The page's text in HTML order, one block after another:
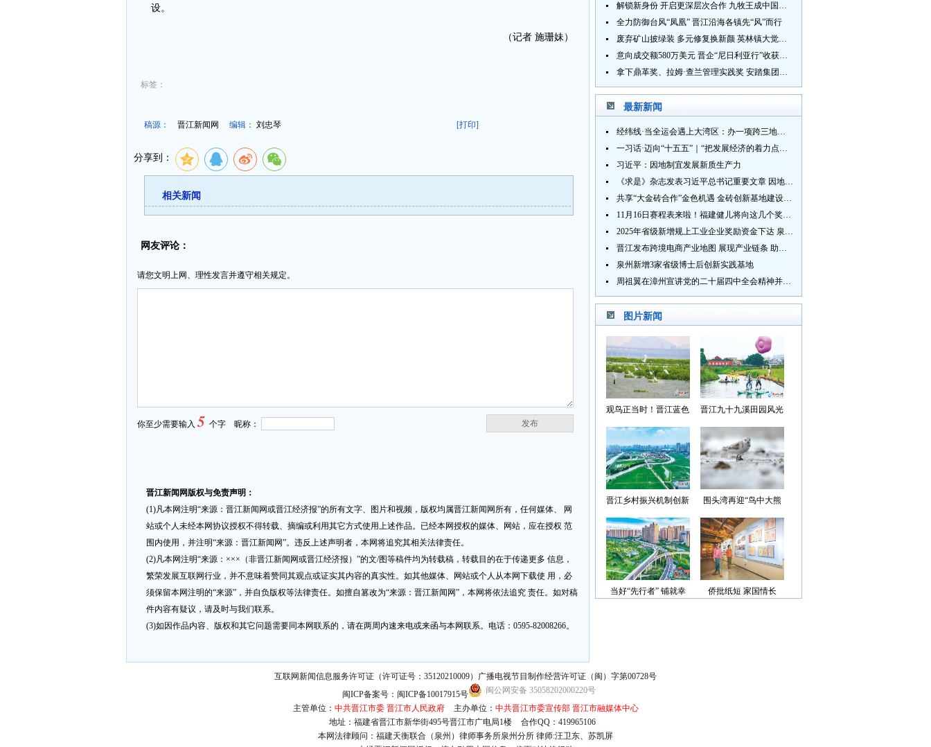
设。
（记者 施珊妹）
标签：
稿源： 晋江新闻网 编辑： 刘忠琴 [打印]
分享到：
相关新闻
网友评论：
请您文明上网、理性发言并遵守相关规定。
发布
你至少需要输入5 个字 昵称：
晋江新闻网版权与免责声明：
(1)凡本网注明“来源：晋江新闻网或晋江经济报”的所有文字、图片和视频，版权均属晋江新闻网所有，任何媒体、 网
站或个人未经本网协议授权不得转载、摘编或利用其它方式使用上述作品。已经本网授权的媒体、网站，应在授权 范
围内使用，并注明“来源：晋江新闻网”。违反上述声明者，本网将追究其相关法律责任。
(2)凡本网注明“来源：×××（非晋江新闻网或晋江经济报）”的文/图等稿件均为转载稿，转载目的在于传递更多 信息，
繁荣发展互联网行业，并不意味着赞同其观点或证实其内容的真实性。如其他媒体、网站或个人从本网下载使 用，必
须保留本网注明的“来源”，并自负版权等法律责任。如擅自篡改为“来源：晋江新闻网”，本网将依法追究 责任。如对稿
件内容有疑议，请及时与我们联系。
(3)如因作品内容、版权和其它问题需要同本网联系的，请在两周内速来电或来函与本网联系。电话：0595-82008266。
解锁新身份 开启更深层次合作 九牧王成中国奥委会官方赞助商
全力防御台风“凤凰” 晋江沿海各镇先“风”而行
废弃矿山披绿装 多元修复换新颜 英林镇大觉山片区废弃矿山生态修复项目通过验收
意向成交额580万美元 晋企“尼日利亚行”收获满满
拿下鼎革奖、拉姆·查兰管理实践奖 安踏集团获企业管理权威奖项
最新新闻
经纬线·当全运会遇上大湾区：办一项跨三地的赛事有多硬核？
一习话·迈向“十五五”｜“把发展经济的着力点放在实体经济上”
习近平：因地制宜发展新质生产力
《求是》杂志发表习近平总书记重要文章 因地制宜发展新质生产力
共享“大金砖合作”金色机遇 金砖创新基地建设成效显著
11月16日赛程表来啦！福建健儿将向这几个奖牌发起冲击→
2025年省级新增规上工业企业奖励资金下达 泉州市获补资金居全省首位
晋江发布跨境电商产业地图 展现产业链条 助力“晋品出海”
泉州新增3家省级博士后创新实践基地
周祖翼在漳州宣讲党的二十届四中全会精神并调研
图片新闻
观鸟正当时！晋江蓝色
晋江九十九溪田园风光
光”首批认定名单
晋江乡村振兴机制创新
围头湾再迎“鸟中大熊
当好“先行者” 铺就幸
侨批纸短 家国情长
互联网新闻信息服务许可证（许可证号：35120210009）广播电视节目制作经营许可证（闽）字第00728号
闽ICP备案号：闽ICP备10017915号
闽公网安备 35058202000220号
主管单位： 中共晋江市委 晋江市人民政府 主办单位： 中共晋江市委宣传部 晋江市融媒体中心
地址：福建省晋江市新华街495号晋江市广电局1楼
合作QQ：419965106
本网法律顾问：福建天衡联合（泉州）律师事务所泉州分所 律师:汪卫东、苏凯屏